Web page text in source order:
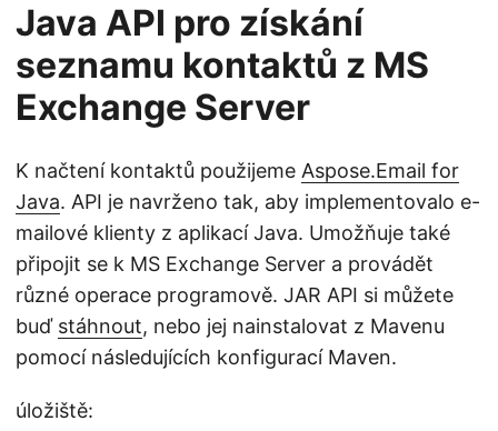
Java API pro získání
seznamu kontaktů z MS
Exchange Server
K načtení kontaktů použijeme Aspose.Email for
Java. API je navrženo tak, aby implementovalo e-
mailové klienty z aplikací Java. Umožňuje také
připojit se k MS Exchange Server a provádět
různé operace programově. JAR API si můžete
buď stáhnout, nebo jej nainstalovat z Mavenu
pomocí následujících konfigurací Maven.
úložiště: